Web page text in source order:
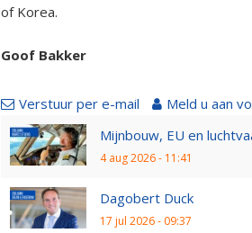
of Korea.
Goof Bakker
Verstuur per e-mail Meld u aan
Mijnbouw, EU en
4 aug 2026 - 11:41
Dagobert Duck
17 jul 2026 - 09:37